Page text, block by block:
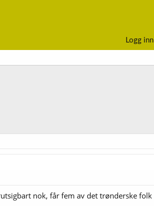
Logg inn
nok, får fem av det trønderske folk